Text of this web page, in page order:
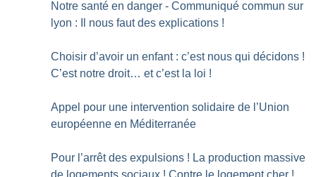
Notre santé en danger - Communiqué commun sur
lyon : Il nous faut des explications !
Choisir d’avoir un enfant : c’est nous qui décidons !
C’est notre droit… et c’est la loi !
Appel pour une intervention solidaire de l’Union
européenne en Méditerranée
Pour l’arrêt des expulsions ! La production massive
de logements sociaux ! Contre le logement cher !